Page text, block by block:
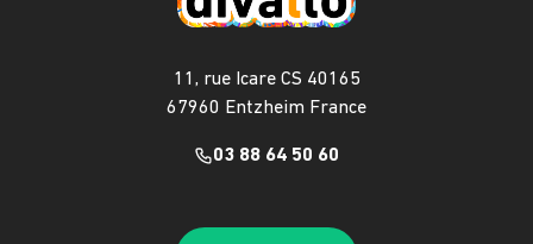
11, rue Icare CS 40165
67960 Entzheim France
03 88 64 50 60